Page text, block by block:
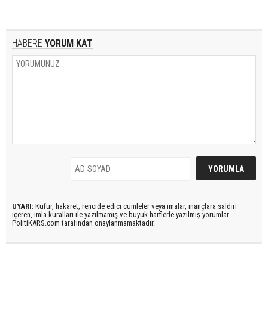
HABERE YORUM KAT
UYARI: Küfür, hakaret, rencide edici cümleler veya imalar, inançlara saldırı
içeren, imla kuralları ile yazılmamış ve büyük harflerle yazılmış yorumlar
PolitiKARS.com tarafından onaylanmamaktadır.